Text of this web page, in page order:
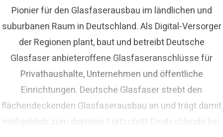
Pionier für den Glasfaserausbau im ländlichen und
suburbanen Raum in Deutschland. Als Digital-Versorger
der Regionen plant, baut und betreibt Deutsche
Glasfaser anbieteroffene Glasfaseranschlüsse für
Privathaushalte, Unternehmen und öffentliche
Einrichtungen. Deutsche Glasfaser strebt den
flächendeckenden Glasfaserausbau an und trägt damit
maßgeblich zum digitalen Fortschritt Deutschlands bei.